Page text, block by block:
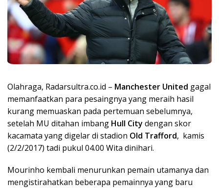
Olahraga, Radarsultra.co.id – Manchester United gagal
memanfaatkan para pesaingnya yang meraih hasil
kurang memuaskan pada pertemuan sebelumnya,
setelah MU ditahan imbang Hull City dengan skor
kacamata yang digelar di stadion Old Trafford, kamis
(2/2/2017) tadi pukul 04.00 Wita dinihari.
Mourinho kembali menurunkan pemain utamanya dan
mengistirahatkan beberapa pemainnya yang baru